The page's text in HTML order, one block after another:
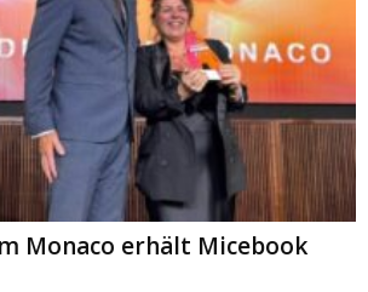
Monaco erhält Micebook